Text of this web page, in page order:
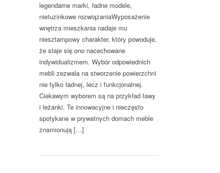
legendarne marki, ładne modele,
nietuzinkowe rozwiązaniaWyposażenie
wnętrza mieszkania nadaje mu
niesztampowy charakter, który powoduje,
że staje się ono nacechowane
indywidualizmem. Wybór odpowiednich
mebli zezwala na stworzenie powierzchni
nie tylko ładnej, lecz i funkcjonalnej.
Ciekawym wyborem są na przykład ławy
i leżanki. Te innowacyjne i nieczęsto
spotykane w prywatnych domach meble
znamionują […]